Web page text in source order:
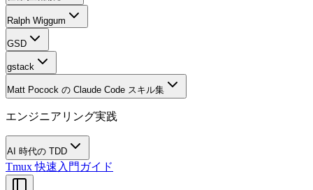
Ralph Wiggum
GSD
gstack
Matt Pocock の Claude Code スキル集
エンジニアリング実践
AI 時代の TDD
Tmux 快速入門ガイド